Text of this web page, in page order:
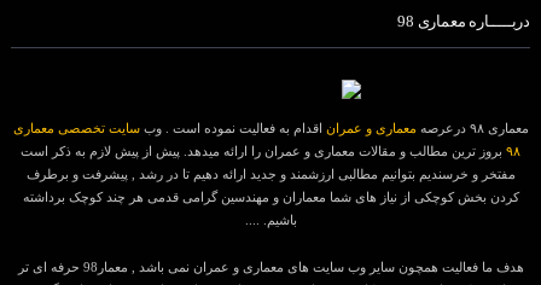
دربـــــاره معماری 98
معماری ۹۸ درعرصه معماری و عمران اقدام به فعالیت نموده است . وبسایت تخصصی معماری
۹۸ بروز ترین مطالب و مقالات معماری و عمران را ارائه میدهد. پیش از پیش لازم به ذکر است
مفتخر و خرسندیم بتوانیم مطالبی ارزشمند و جدید ارائه دهیم تا در رشد , پیشرفت و برطرف
کردن بخش کوچکی از نیاز های شما معماران و مهندسین گرامی قدمی هر چند کوچک برداشته
باشیم. ....
هدف ما فعالیت همچون سایر وب سایت های معماری و عمران نمی باشد , معمار98 حرفه ای تر